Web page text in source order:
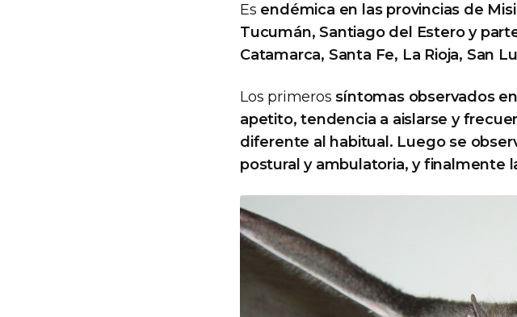
Es endémica en las provincias de
Tucumán, Santiago del Estero y
Catamarca, Santa Fe, La Rioja, San
Los primerossíntomas observados
apetito, tendencia a aislarse y
diferente al habitual. Luego se
postural y ambulatoria, y finalmente